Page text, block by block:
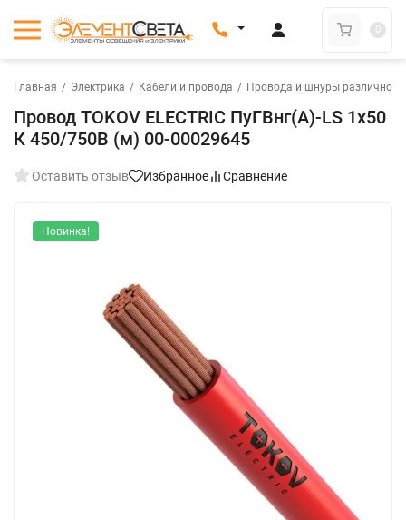
0
Главная / Электрика / Кабели и провода / Провода и шнуры различного
Провод TOKOV ELECTRIC ПуГВнг(А)-LS 1х50
К 450/750В (м) 00-00029645
Оставить отзыв Избранное Сравнение
Новинка!